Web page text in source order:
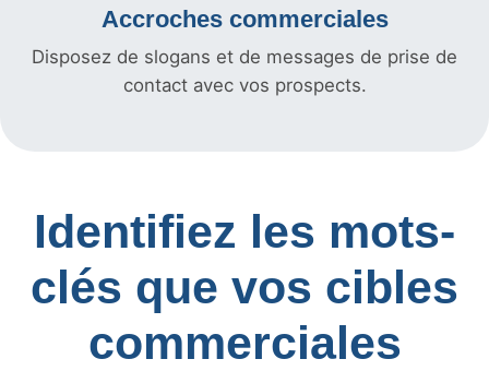
Accroches commerciales
Disposez de slogans et de messages de prise de
contact avec vos prospects.
Identifiez les mots-
clés que vos cibles
commerciales